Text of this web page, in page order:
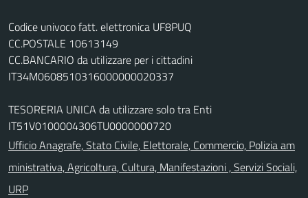
Codice univoco fatt. elettronica UF8PUQ
CC.POSTALE 10613149
CC.BANCARIO da utilizzare per i cittadini
IT34M0608510316000000020337
TESORERIA UNICA da utilizzare solo tra Enti
IT51V0100004306TU0000000720
Ufficio Anagrafe, Stato Civile, Elettorale, Commercio, Polizia am
ministrativa, Agricoltura, Cultura, Manifestazioni , Servizi Sociali,
URP